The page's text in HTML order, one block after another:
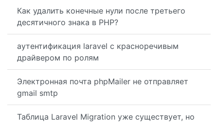
Как удалить конечные нули после третьего
десятичного знака в PHP?
аутентификация laravel с красноречивым
драйвером по ролям
Электронная почта phpMailer не отправляет
gmail smtp
Таблица Laravel Migration уже существует, но